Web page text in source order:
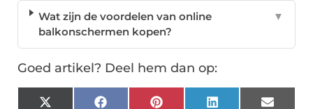
Wat zijn de voordelen van online
balkonschermen kopen?
▼
Goed artikel? Deel hem dan op: